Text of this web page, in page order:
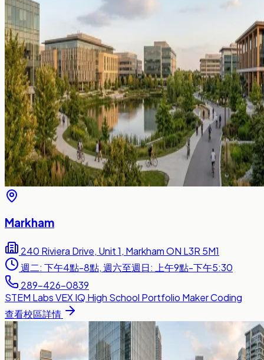
Markham
240 Riviera Drive, Unit 1, Markham ON L3R 5M1
週二: 下午4點-8點, 週六至週日: 上午9點-下午5:30
289-426-0839
STEM LabsVEX IQ High School Portfolio MakerCoding
查看校區詳情